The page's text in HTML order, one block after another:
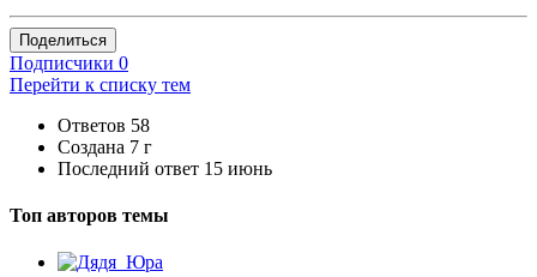
Поделиться
Подписчики 0
Перейти к списку тем
Ответов 58
Создана 7 г
Последний ответ 15 июнь
Топ авторов темы